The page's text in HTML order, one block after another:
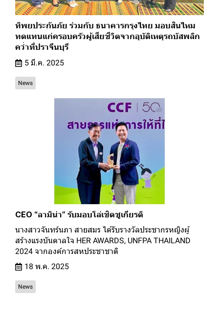
ทิพยประกันภัย ร่วมกับ ธนาคารกรุงไทย มอบสินไหม
ทดแทนแก่ครอบครัวผู้เสียชีวิตจากอุบัติเหตุรถบัสพลิก
คว่ำที่ปราจีนบุรี
5 มี.ค. 2025
News
CEO “ลามิน่า” รับมอบโล่เชิดชูเกียรติ
นางสาวจันทร์นภา สายสมร ได้รับรางวัลประชากรหญิงผู้
สร้างแรงบันดาลใจ HER AWARDS, UNFPA THAILAND
2024 จากองค์การสหประชาชาติ
18 พ.ค. 2025
News